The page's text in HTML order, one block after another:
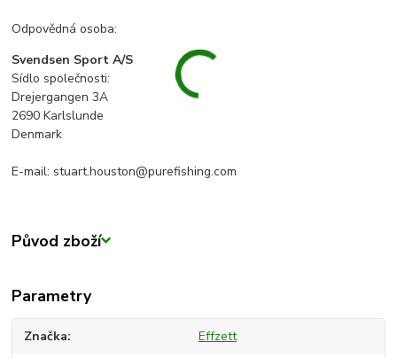
Odpovědná osoba:
Svendsen Sport A/S
Sídlo společnosti:
Drejergangen 3A
2690 Karlslunde
Denmark
E-mail: stuart.houston@purefishing.com
Původ zboží
Parametry
Značka Effzett